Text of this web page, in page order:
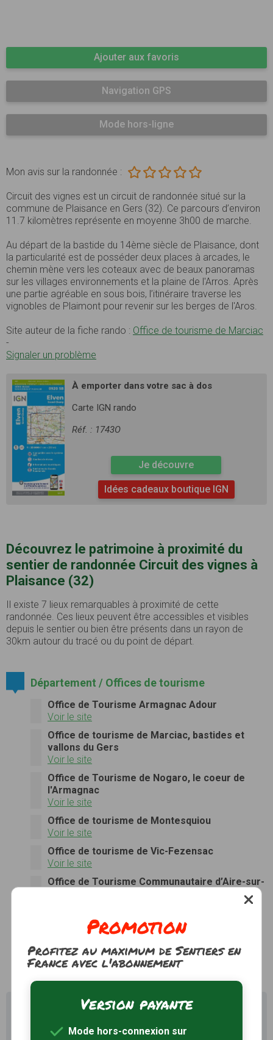
Ajouter aux favoris
Navigation GPS
Mode hors-ligne
Mon avis sur la randonnée :
Circuit des vignes est un circuit de randonnée situé sur la
commune de Plaisance en Gers (32). Ce parcours d’environ
11.7 kilomètres représente en moyenne 3h00 de marche.
Au départ de la bastide du 14ème siècle de Plaisance, dont
la particularité est de posséder deux places à arcades, le
chemin mène vers les coteaux avec de beaux panoramas
sur les villages environnements et la plaine de l'Arros. Après
une partie agréable en sous bois, l’itinéraire traverse les
vignobles de Plaimont pour revenir sur les berges de l'Aros.
Site auteur de la fiche rando : Office de tourisme de Marciac
-
Signaler un problème
À emporter dans votre sac à dos
Carte IGN rando
Réf. : 1743O
Je découvre
Idées cadeaux boutique IGN
Découvrez le patrimoine à proximité du
sentier de randonnée Circuit des vignes à
Plaisance (32)
Il existe 7 lieux remarquables à proximité de cette
randonnée. Ces lieux peuvent être accessibles et visibles
depuis le sentier ou bien être présents dans un rayon de
30km autour du tracé ou du point de départ.
Département / Offices de tourisme
Office de Tourisme Armagnac Adour
Voir le site
Office de tourisme de Marciac, bastides et
vallons du Gers
Voir le site
Office de Tourisme de Nogaro, le coeur de
l'Armagnac
Voir le site
Office de tourisme de Montesquiou
Voir le site
Office de tourisme de Vic-Fezensac
Voir le site
Office de Tourisme Communautaire d’Aire-sur-
Office de Tourisme d'Eauze
Voir le site
Il existe d'autres sentiers de randonnée à Plaisance
Promotion
Profitez au maximum de Sentiers en
France avec l'abonnement
Version payante
Mode hors-connexion sur